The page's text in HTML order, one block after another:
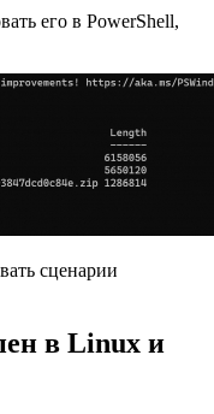
его в PowerShell,
сценарии
в Linux и